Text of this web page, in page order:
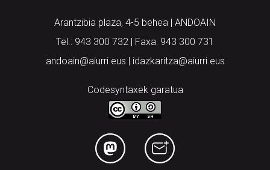
Arantzibia plaza, 4-5 behea | ANDOAIN
Tel.: 943 300 732 | Faxa: 943 300 731
andoain@aiurri.eus | idazkaritza@aiurri.eus
Codesyntaxek garatua